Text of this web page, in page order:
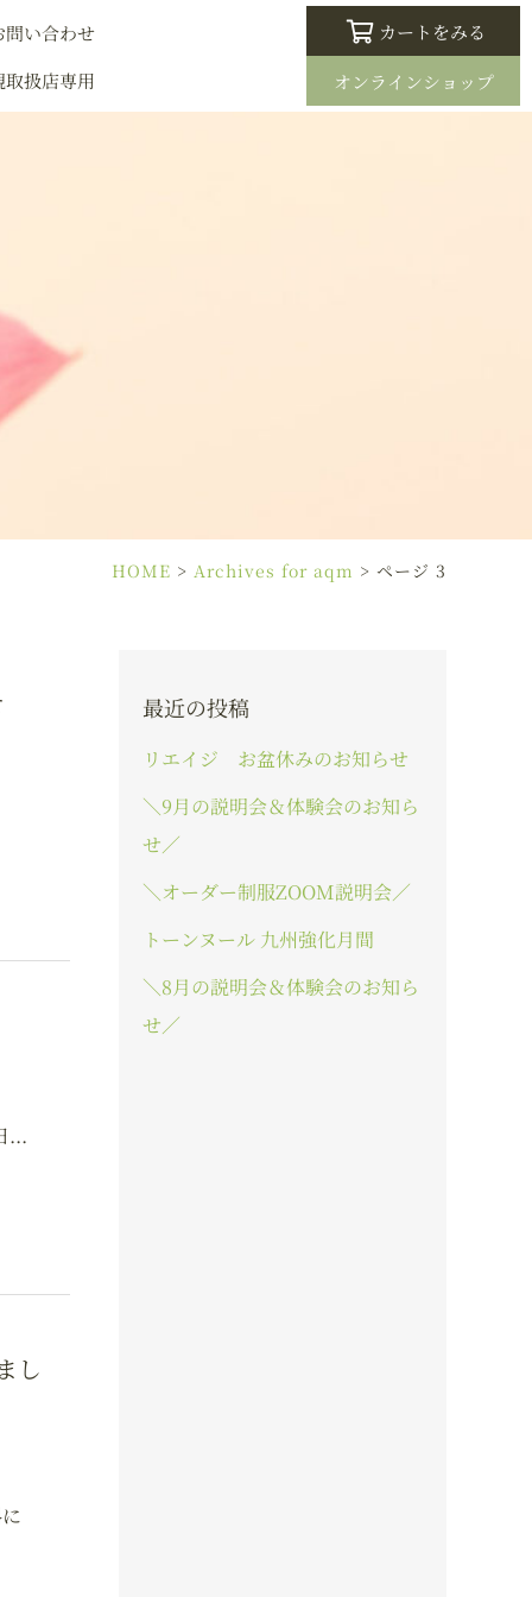
問い合わせ
取扱店専用
カートをみる
オンラインショップ
HOME > Archives for aqm > ページ 3
...
し
最近の投稿
リエイジ お盆休みのお知らせ
＼9月の説明会＆体験会のお知ら
せ／
＼オーダー制服ZOOM説明会／
トーンヌール 九州強化月間
＼8月の説明会＆体験会のお知ら
せ／